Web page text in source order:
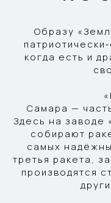
Образу
когда есть и
Самара —
Здесь на заводе
собирают
самых
третья ракета,
производятся